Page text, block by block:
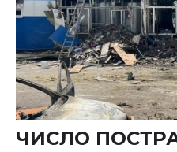
ЧИСЛО